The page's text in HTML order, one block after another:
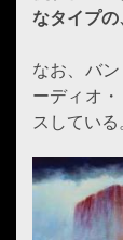
なタイプの
なお、バ
ーディオ
スしている